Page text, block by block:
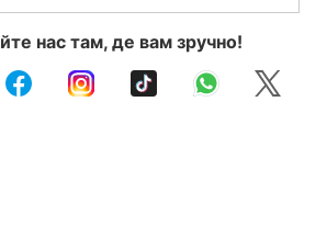
нас там, де вам зручно!